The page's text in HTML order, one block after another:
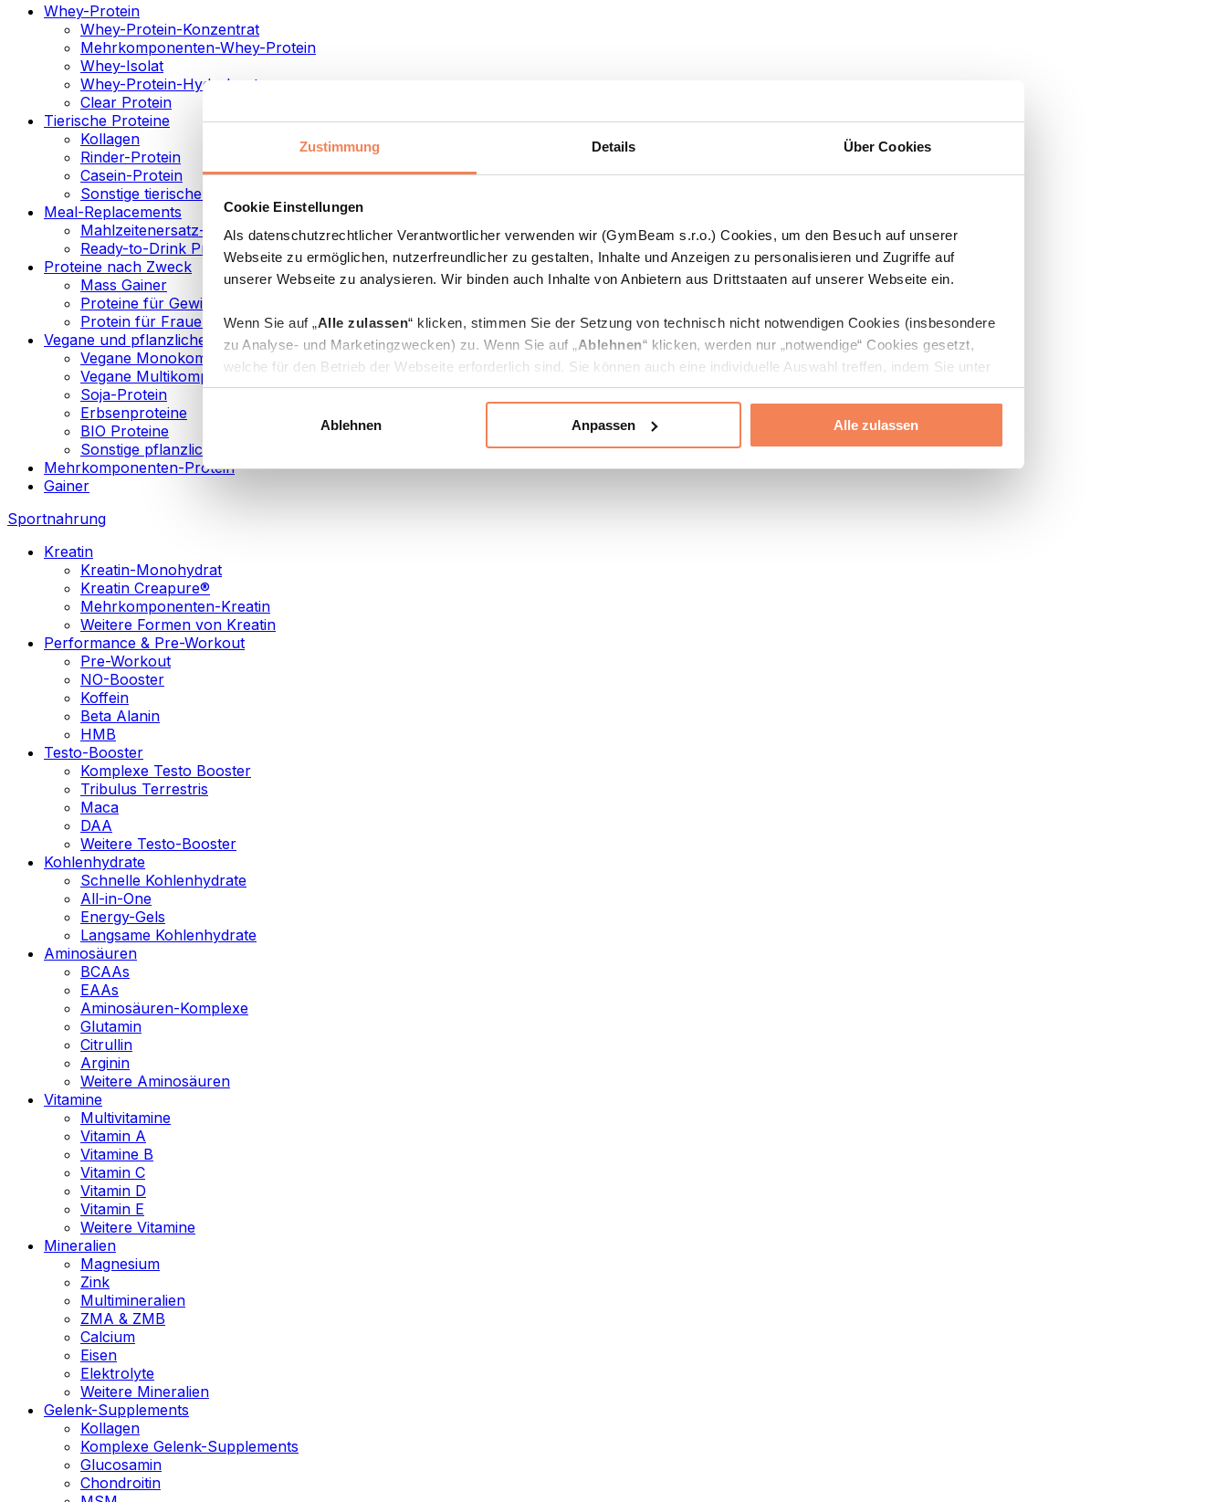
Zustimmung Details Über Cookies
Cookie Einstellungen
Als datenschutzrechtlicher Verantwortlicher verwenden wir (GymBeam s.r.o.) Cookies, um den Besuch auf unserer
Webseite zu ermöglichen, nutzerfreundlicher zu gestalten, Inhalte und Anzeigen zu personalisieren und Zugriffe auf
unserer Webseite zu analysieren. Wir binden auch Inhalte von Anbietern aus Drittstaaten auf unserer Webseite ein.
Wenn Sie auf „Alle zulassen“ klicken, stimmen Sie der Setzung von technisch nicht notwendigen Cookies (insbesondere
zu Analyse- und Marketingzwecken) zu. Wenn Sie auf „Ablehnen“ klicken, werden nur „notwendige“ Cookies gesetzt,
welche für den Betrieb der Webseite erforderlich sind. Sie können auch eine individuelle Auswahl treffen, indem Sie unter
„Anpassen“ einzelne Kategorien an- oder abwählen und „Auswahl erlauben“ klicken.
Weitere Informationen über die Verarbeitung Ihrer Daten finden Sie in den Unterpunkten „Details“ und „Über Cookies“
Ablehnen Anpassen Alle zulassen
Whey-Protein
Whey-Protein-Konzentrat
Mehrkomponenten-Whey-Protein
Whey-Isolat
Whey-Protein-Hydrolysat
Clear Protein
Tierische Proteine
Kollagen
Rinder-Protein
Casein-Protein
Sonstige tierische Proteine
Meal-Replacements
Mahlzeitenersatz-Pulver
Ready-to-Drink Proteingetränke
Proteine nach Zweck
Mass Gainer
Proteine für Gewichtsverlust
Protein für Frauen
Vegane und pflanzliche Proteine
Vegane Monokomponenten-Proteine
Vegane Multikomponenten-Proteine
Soja-Protein
Erbsenproteine
BIO Proteine
Sonstige pflanzliche Proteine
Mehrkomponenten-Protein
Gainer
Sportnahrung
Kreatin
Kreatin-Monohydrat
Kreatin Creapure®
Mehrkomponenten-Kreatin
Weitere Formen von Kreatin
Performance & Pre-Workout
Pre-Workout
NO-Booster
Koffein
Beta Alanin
HMB
Testo-Booster
Komplexe Testo Booster
Tribulus Terrestris
Maca
DAA
Weitere Testo-Booster
Kohlenhydrate
Schnelle Kohlenhydrate
All-in-One
Energy-Gels
Langsame Kohlenhydrate
Aminosäuren
BCAAs
EAAs
Aminosäuren-Komplexe
Glutamin
Citrullin
Arginin
Weitere Aminosäuren
Vitamine
Multivitamine
Vitamin A
Vitamine B
Vitamin C
Vitamin D
Vitamin E
Weitere Vitamine
Mineralien
Magnesium
Zink
Multimineralien
ZMA & ZMB
Calcium
Eisen
Elektrolyte
Weitere Mineralien
Gelenk-Supplements
Kollagen
Komplexe Gelenk-Supplements
Glucosamin
Chondroitin